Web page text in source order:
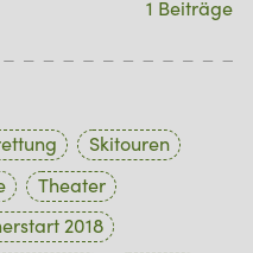
1 Beiträge
Skitouren
Theater
2018